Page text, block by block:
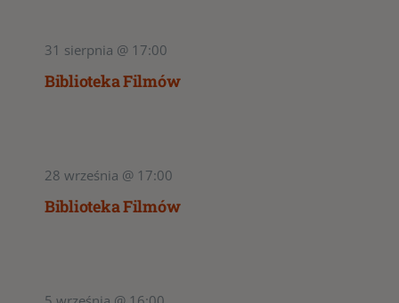
31 sierpnia @ 17:00
Biblioteka Filmów
28 września @ 17:00
Biblioteka Filmów